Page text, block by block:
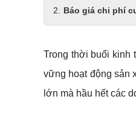
Báo giá chi phí
Trong thời buổi kinh
vững hoạt động sản
lớn mà hầu hết các